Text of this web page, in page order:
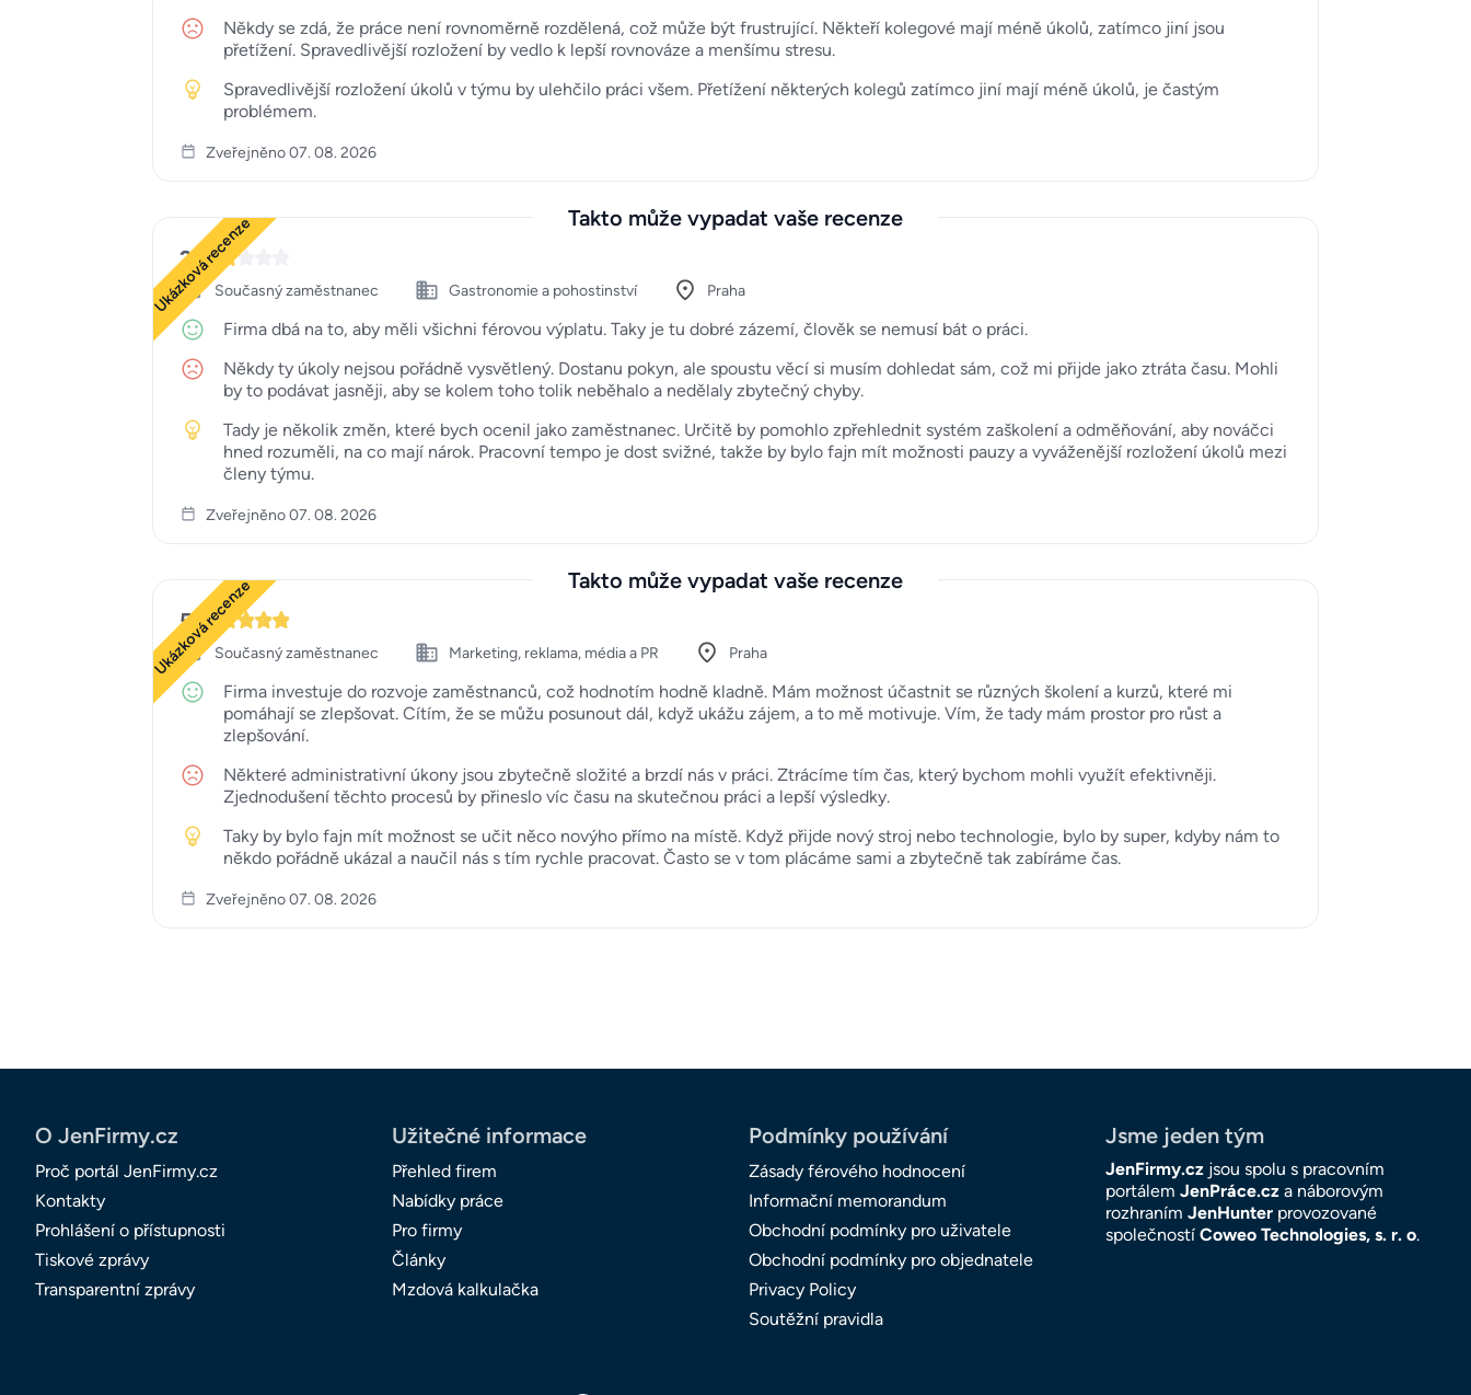
Někdy se zdá, že práce není rovnoměrně rozdělená, což může být frustrující. Někteří kolegové mají méně úkolů, zatímco jiní jsou
přetížení. Spravedlivější rozložení by vedlo k lepší rovnováze a menšímu stresu.
Spravedlivější rozložení úkolů v týmu by ulehčilo práci všem. Přetížení některých kolegů zatímco jiní mají méně úkolů, je častým
problémem.
Zveřejněno 07. 08. 2026
Takto může vypadat vaše recenze
Ukázková recenze
2
Současný zaměstnanec Gastronomie a pohostinství Praha
Firma dbá na to, aby měli všichni férovou výplatu. Taky je tu dobré zázemí, člověk se nemusí bát o práci.
Někdy ty úkoly nejsou pořádně vysvětlený. Dostanu pokyn, ale spoustu věcí si musím dohledat sám, což mi přijde jako ztráta času. Mohli
by to podávat jasněji, aby se kolem toho tolik neběhalo a nedělaly zbytečný chyby.
Tady je několik změn, které bych ocenil jako zaměstnanec. Určitě by pomohlo zpřehlednit systém zaškolení a odměňování, aby nováčci
hned rozuměli, na co mají nárok. Pracovní tempo je dost svižné, takže by bylo fajn mít možnosti pauzy a vyváženější rozložení úkolů mezi
členy týmu.
Zveřejněno 07. 08. 2026
Takto může vypadat vaše recenze
Ukázková recenze
5
Současný zaměstnanec Marketing, reklama, média a PR Praha
Firma investuje do rozvoje zaměstnanců, což hodnotím hodně kladně. Mám možnost účastnit se různých školení a kurzů, které mi
pomáhají se zlepšovat. Cítím, že se můžu posunout dál, když ukážu zájem, a to mě motivuje. Vím, že tady mám prostor pro růst a
zlepšování.
Některé administrativní úkony jsou zbytečně složité a brzdí nás v práci. Ztrácíme tím čas, který bychom mohli využít efektivněji.
Zjednodušení těchto procesů by přineslo víc času na skutečnou práci a lepší výsledky.
Taky by bylo fajn mít možnost se učit něco novýho přímo na místě. Když přijde nový stroj nebo technologie, bylo by super, kdyby nám to
někdo pořádně ukázal a naučil nás s tím rychle pracovat. Často se v tom plácáme sami a zbytečně tak zabíráme čas.
Zveřejněno 07. 08. 2026
O JenFirmy.cz
Proč portál JenFirmy.cz
Kontakty
Prohlášení o přístupnosti
Tiskové zprávy
Transparentní zprávy
Užitečné informace
Přehled firem
Nabídky práce
Pro firmy
Články
Mzdová kalkulačka
Podmínky používání
Zásady férového hodnocení
Informační memorandum
Obchodní podmínky pro uživatele
Obchodní podmínky pro objednatele
Privacy Policy
Soutěžní pravidla
Jsme jeden tým
JenFirmy.cz jsou spolu s pracovním
portálem JenPráce.cz a náborovým
rozhraním JenHunter provozované
společností Coweo Technologies, s. r. o.